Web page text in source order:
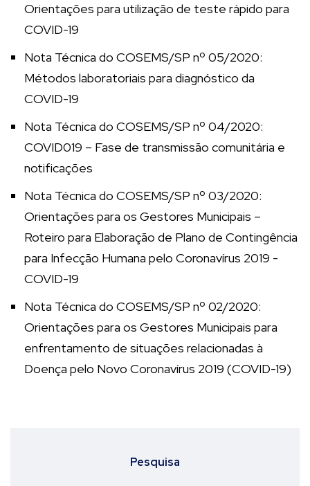
Orientações para utilização de teste rápido para
COVID-19
Nota Técnica do COSEMS/SP nº 05/2020:
Métodos laboratoriais para diagnóstico da
COVID-19
Nota Técnica do COSEMS/SP nº 04/2020:
COVID019 – Fase de transmissão comunitária e
notificações
Nota Técnica do COSEMS/SP nº 03/2020:
Orientações para os Gestores Municipais –
Roteiro para Elaboração de Plano de Contingência
para Infecção Humana pelo Coronavírus 2019 -
COVID-19
Nota Técnica do COSEMS/SP nº 02/2020:
Orientações para os Gestores Municipais para
enfrentamento de situações relacionadas à
Doença pelo Novo Coronavírus 2019 (COVID-19)
Pesquisa